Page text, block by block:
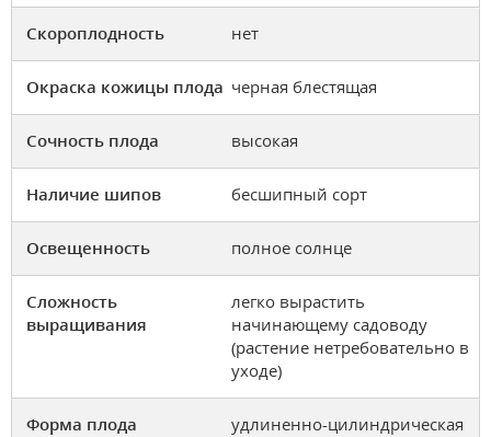
Скороплодность нет
Окраска кожицы плода черная блестящая
Сочность плода высокая
Наличие шипов бесшипный сорт
Освещенность полное солнце
Сложность
выращивания
легко вырастить
начинающему садоводу
(растение нетребовательно в
уходе)
Форма плода удлиненно-цилиндрическая